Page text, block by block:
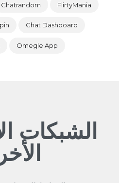
Chatrandom FlirtyMania
Chat Dashboard
Omegle App
الشبكات